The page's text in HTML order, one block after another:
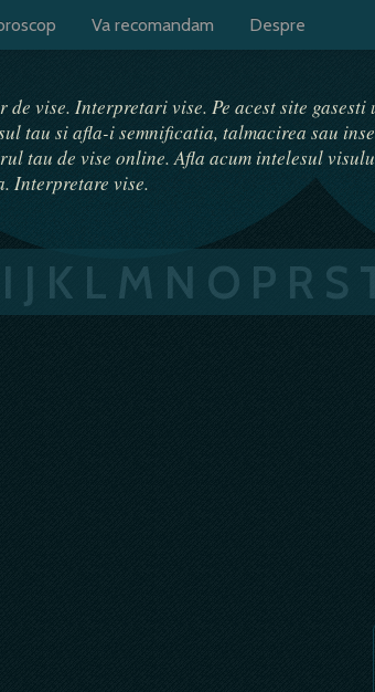
Va recomandam Despre
de vise. Interpretari vise. Pe acest site
tau si afla-i semnificatia, talmacirea sau
tau de vise online. Afla acum intelesul
Interpretare vise.
I J K L M N O P R S